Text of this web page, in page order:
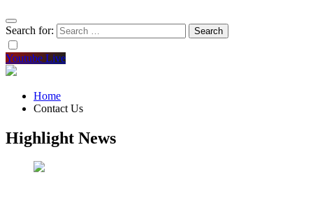
Search for:
Youtube Live
Home
Contact Us
Highlight News